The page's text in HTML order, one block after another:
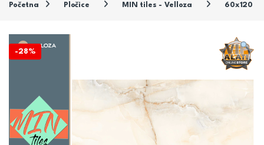
Početna Pločice MIN tiles - Velloza 60x120
-28%